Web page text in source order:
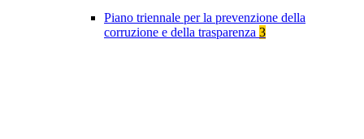
Piano triennale per la prevenzione della
corruzione e della trasparenza 3